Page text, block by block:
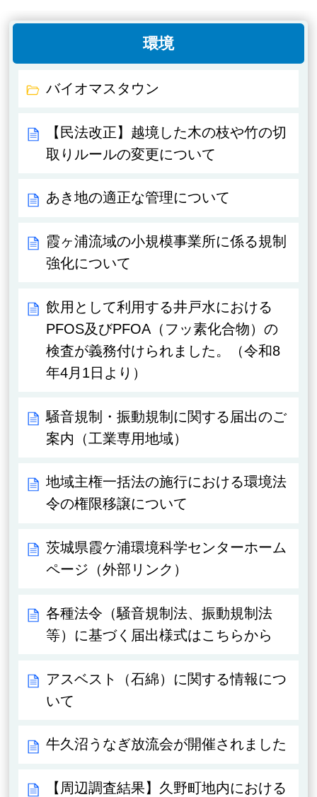
環境
バイオマスタウン
【民法改正】越境した木の枝や竹の切
取りルールの変更について
あき地の適正な管理について
霞ヶ浦流域の小規模事業所に係る規制
強化について
飲用として利用する井戸水における
PFOS及びPFOA（フッ素化合物）の
検査が義務付けられました。（令和8
年4月1日より）
騒音規制・振動規制に関する届出のご
案内（工業専用地域）
地域主権一括法の施行における環境法
令の権限移譲について
茨城県霞ケ浦環境科学センターホーム
ページ（外部リンク）
各種法令（騒音規制法、振動規制法
等）に基づく届出様式はこちらから
アスベスト（石綿）に関する情報につ
いて
牛久沼うなぎ放流会が開催されました
【周辺調査結果】久野町地内における